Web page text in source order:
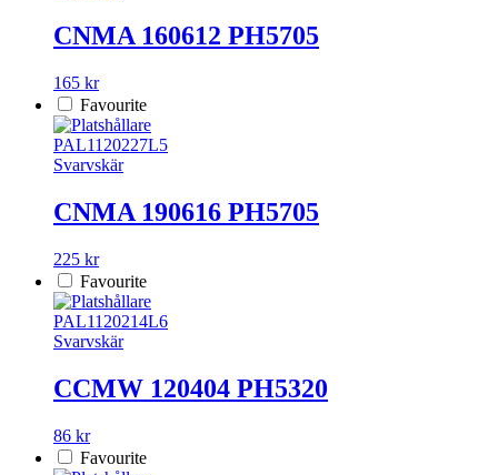
CNMA 160612 PH5705
165 kr
Favourite
PAL1120227L5
Svarvskär
CNMA 190616 PH5705
225 kr
Favourite
PAL1120214L6
Svarvskär
CCMW 120404 PH5320
86 kr
Favourite